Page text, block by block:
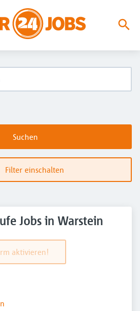
Suchen
Filter einschalten
Jobs in Warstein
aktivieren!